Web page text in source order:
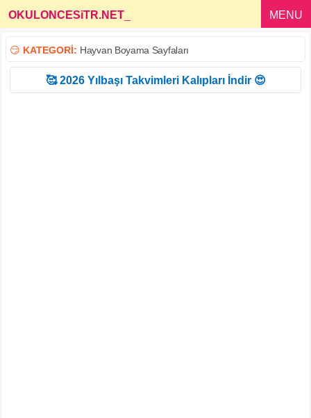
OKULONCESiTR.NET MENU
😏 KATEGORİ: Hayvan Boyama Sayfaları
🥰 2026 Yılbaşı Takvimleri Kalıpları İndir 😍